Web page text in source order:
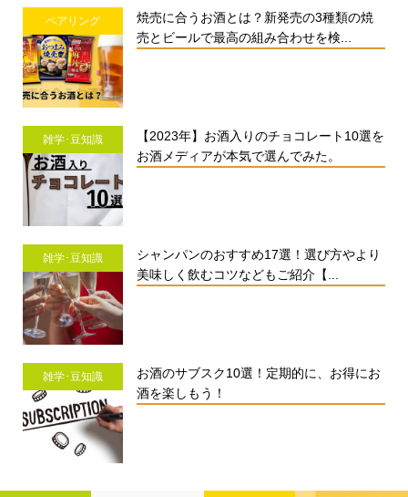
ペアリング
焼売に合うお酒とは？新発売の3種類の焼
売とビールで最高の組み合わせを検...
雑学･豆知識
【2023年】お酒入りのチョコレート10選を
お酒メディアが本気で選んでみた。
雑学･豆知識
シャンパンのおすすめ17選！選び方やより
美味しく飲むコツなどもご紹介【...
雑学･豆知識
お酒のサブスク10選！定期的に、お得にお
酒を楽しもう！